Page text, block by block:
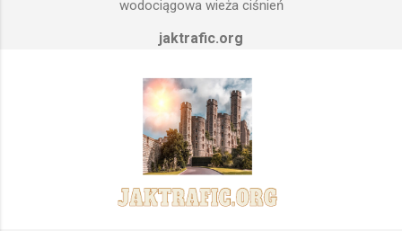
odbiorców. Schema...wodociągowa wieża ciśnień
jaktrafic.org